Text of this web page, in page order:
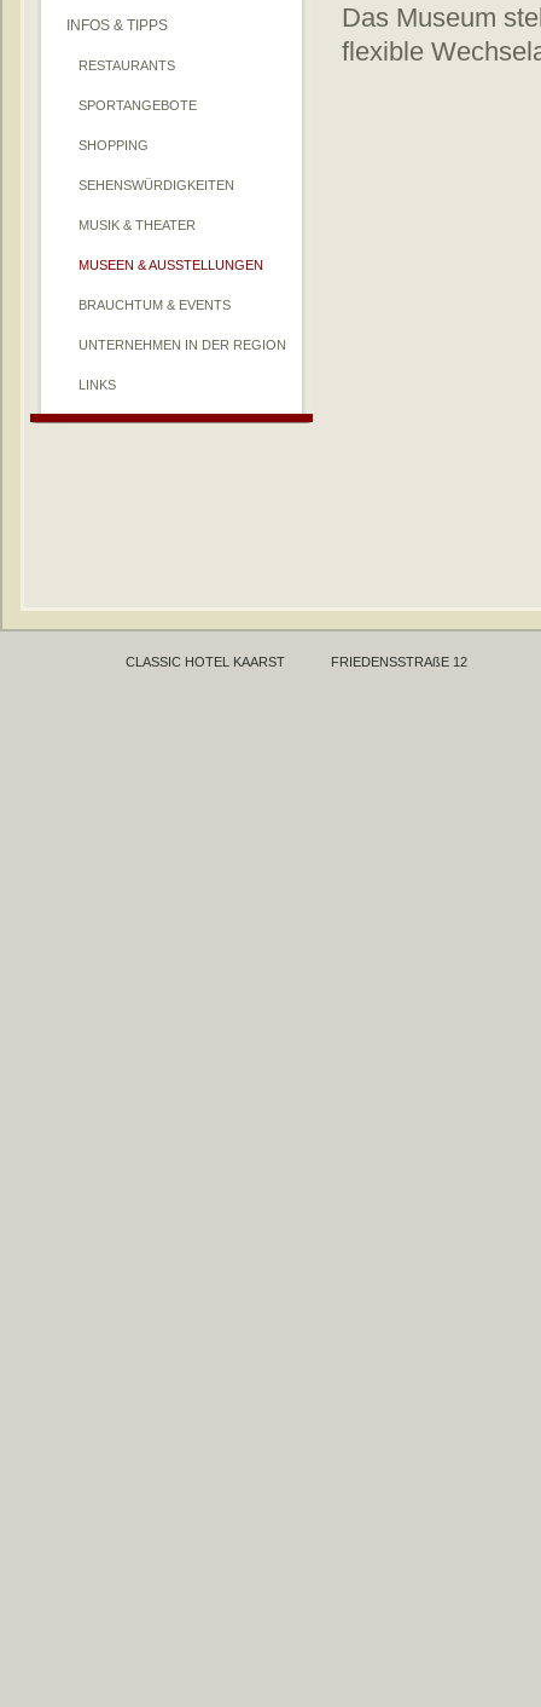
INFOS & TIPPS
RESTAURANTS
SPORTANGEBOTE
SHOPPING
SEHENSWÜRDIGKEITEN
MUSIK & THEATER
MUSEEN & AUSSTELLUNGEN
BRAUCHTUM & EVENTS
UNTERNEHMEN IN DER REGION
LINKS
Das Museum
flexible
CLASSIC HOTEL KAARST FRIEDENSSTRAßE 12